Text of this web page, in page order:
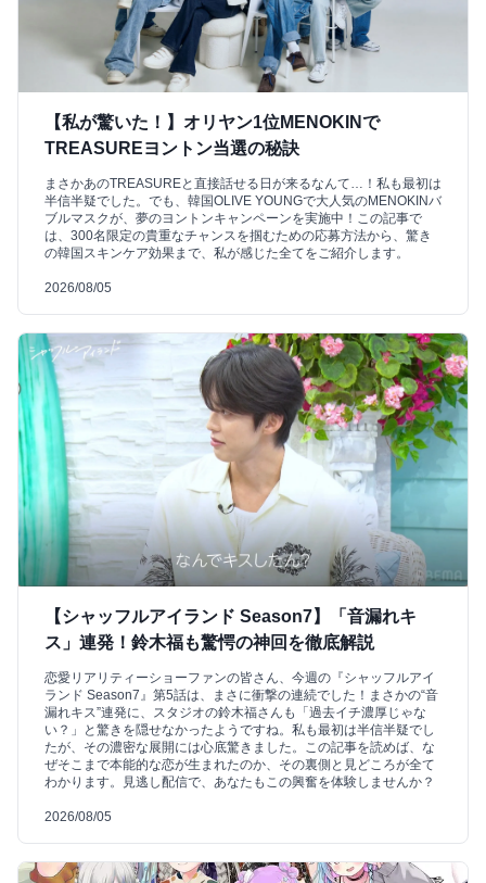
【私が驚いた！】オリヤン1位MENOKINで
TREASUREヨントン当選の秘訣
まさかあのTREASUREと直接話せる日が来るなんて…！私も最初は
半信半疑でした。でも、韓国OLIVE YOUNGで大人気のMENOKINバ
ブルマスクが、夢のヨントンキャンペーンを実施中！この記事で
は、300名限定の貴重なチャンスを掴むための応募方法から、驚き
の韓国スキンケア効果まで、私が感じた全てをご紹介します。
2026/08/05
【シャッフルアイランド Season7】「音漏れキ
ス」連発！鈴木福も驚愕の神回を徹底解説
恋愛リアリティーショーファンの皆さん、今週の『シャッフルアイ
ランド Season7』第5話は、まさに衝撃の連続でした！まさかの“音
漏れキス”連発に、スタジオの鈴木福さんも「過去イチ濃厚じゃな
い？」と驚きを隠せなかったようですね。私も最初は半信半疑でし
たが、その濃密な展開には心底驚きました。この記事を読めば、な
ぜそこまで本能的な恋が生まれたのか、その裏側と見どころが全て
わかります。見逃し配信で、あなたもこの興奮を体験しませんか？
2026/08/05